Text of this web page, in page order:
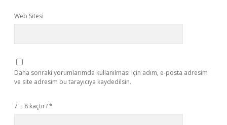
Web Sitesi
Daha sonraki yorumlarımda kullanılması için adım, e-posta adresim
ve site adresim bu tarayıcıya kaydedilsin.
7 + 8 kaçtır?*